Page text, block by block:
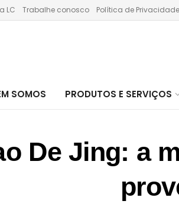
LC Trabalhe conosco Política de Privacidade
SOMOS PRODUTOS E SERVIÇOS
De Jing: a